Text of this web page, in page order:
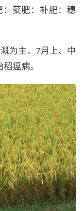
：蘖肥：补肥：穗
为主。7月上、中
瘟病。